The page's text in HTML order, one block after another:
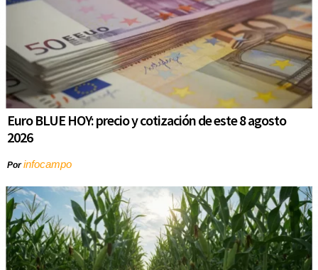
Euro BLUE HOY: precio y cotización de este 8 agosto
2026
Porinfocampo